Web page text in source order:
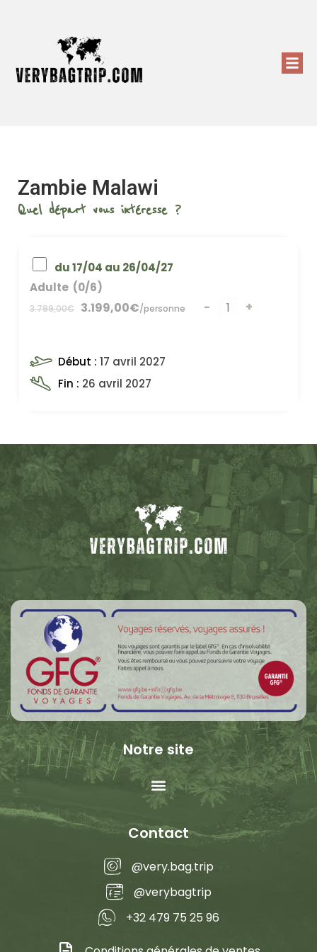
Zambie Malawi
Quel départ vous intéresse ?
du 17/04 au 26/04/27
Adulte (0/6)
3.799,00€ 3.199,00€/personne - +
Début : 17 avril 2027
Fin : 26 avril 2027
Notre site
Contact
@very.bag.trip
@verybagtrip
+32 479 75 25 96